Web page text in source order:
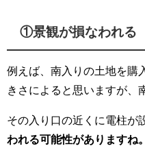
①景観が損なわれる
例えば、南入りの土地を購
きさによると思いますが、
その入り口の近くに電柱が
われる可能性がありますね。